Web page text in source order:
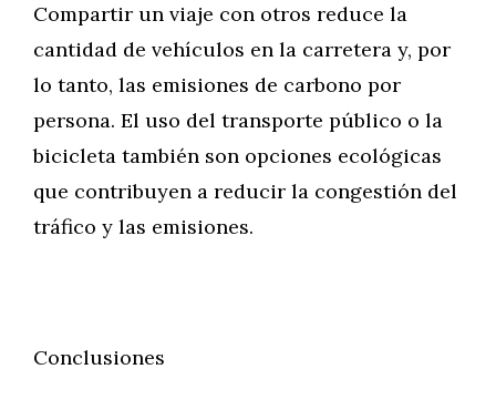
Compartir un viaje con otros reduce la
cantidad de vehículos en la carretera y, por
lo tanto, las emisiones de carbono por
persona. El uso del transporte público o la
bicicleta también son opciones ecológicas
que contribuyen a reducir la congestión del
tráfico y las emisiones.
Conclusiones